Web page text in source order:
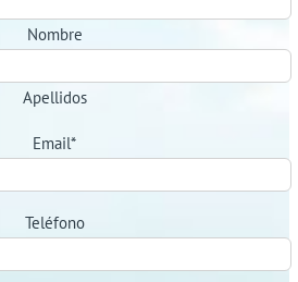
Nombre
Apellidos
Email*
Teléfono